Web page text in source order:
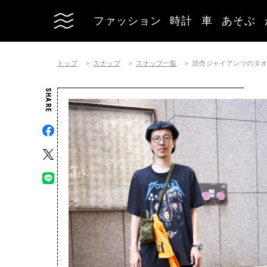
ファッション 時計 車 あそぶ
トップ スナップ スナップ一覧 読売ジャイアンツのタ
SHARE